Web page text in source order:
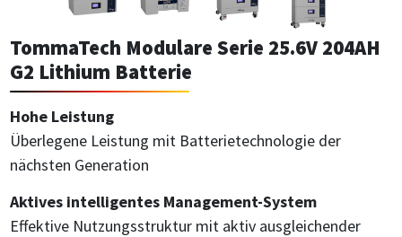
TommaTech Modulare Serie 25.6V 204AH
G2 Lithium Batterie
Hohe Leistung
Überlegene Leistung mit Batterietechnologie der
nächsten Generation
Aktives intelligentes Management-System
Effektive Nutzungsstruktur mit aktiv ausgleichender